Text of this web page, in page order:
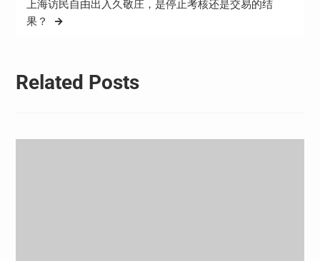
航
上海访民自由出入久敬庄，是停止考核还是交易的结
果？
Related Posts